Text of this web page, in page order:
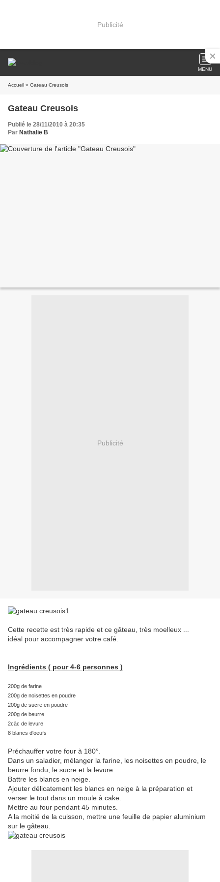
Publicité
MENU
Accueil » Gateau Creusois
Gateau Creusois
Publié le 28/11/2010 à 20:35
Par Nathalie B
Publicité
Cette recette est très rapide et ce gâteau, très moelleux ...
idéal pour accompagner votre café.
Ingrédients ( pour 4-6 personnes )
200g de farine
200g de noisettes en poudre
200g de sucre en poudre
200g de beurre
2càc de levure
8 blancs d'oeufs
Préchauffer votre four à 180°.
Dans un saladier, mélanger la farine, les noisettes en poudre, le
beurre fondu, le sucre et la levure
Battre les blancs en neige.
Ajouter délicatement les blancs en neige à la préparation et
verser le tout dans un moule à cake.
Mettre au four pendant 45 minutes.
A la moitié de la cuisson, mettre une feuille de papier aluminium
sur le gâteau.